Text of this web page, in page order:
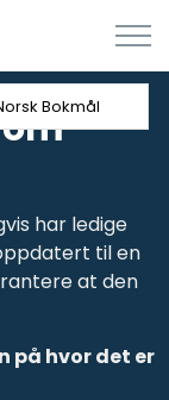
har ledige
til en
at den
på hvor det er
Bokmål